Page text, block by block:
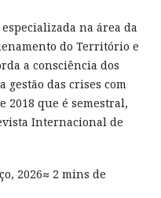
na área da
do Território e
a consciência dos
gestão das crises com
que é semestral,
Internacional de
2026≈ 2 mins de